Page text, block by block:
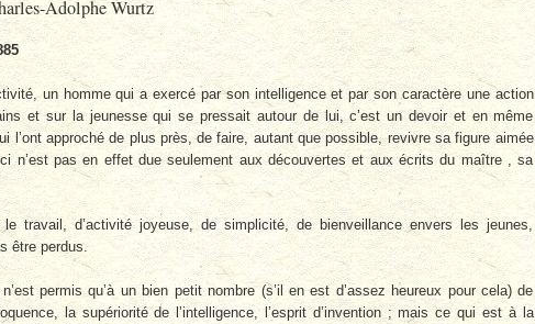
Adolphe Wurtz
un homme qui a exercé par son intelligence et par son caractère une action
et sur la jeunesse qui se pressait autour de lui, c’est un devoir et en même
l’ont approché de plus près, de faire, autant que possible, revivre sa figure aimée
n’est pas en effet due seulement aux découvertes et aux écrits du maître , sa
travail, d’activité joyeuse, de simplicité, de bienveillance envers les jeunes,
être perdus.
permis qu’à un bien petit nombre (s’il en est d’assez heureux pour cela) de
la supériorité de l’intelligence, l’esprit d’invention ; mais ce qui est à la